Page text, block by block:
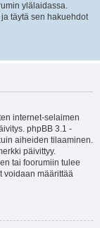
ylälaidassa.
täytä sen hakuehdot
internet-selaimen
phpBB 3.1 -
aiheiden tilaaminen.
päivittyy.
tai foorumiin tulee
voidaan määrittää